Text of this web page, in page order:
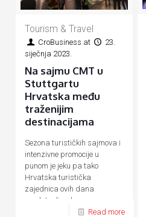
Tourism & Travel
CroBusiness at
23.
siječnja 2023.
Na sajmu CMT u
Stuttgartu
Hrvatska među
traženijim
destinacijama
Sezona turističkih sajmova i
intenzivne promocije u
punom je jeku pa tako
Hrvatska turistička
zajednica ovih dana
predstavlja ukupnu
hrvatsku turističku ponudu
Read more